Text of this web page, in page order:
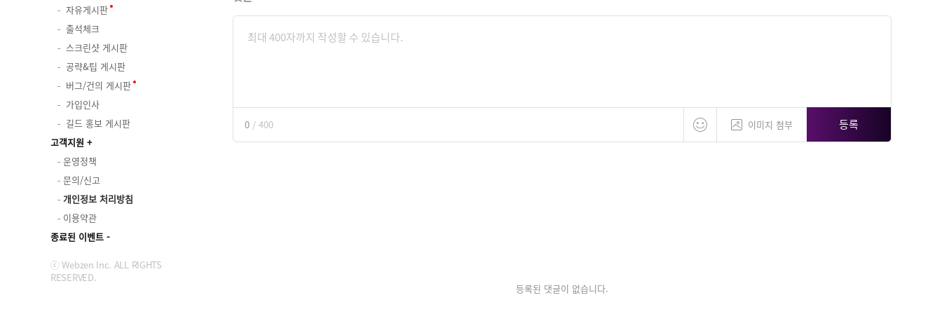
자유게시판
출석체크
스크린샷 게시판
공략&팁 게시판
버그/건의 게시판
가입인사
길드 홍보 게시판
고객지원
운영정책
문의/신고
개인정보 처리방침
이용약관
종료된 이벤트
ⓒ Webzen Inc. ALL RIGHTS
RESERVED.
0 / 400 이미지 첨부 등록
등록된 댓글이 없습니다.